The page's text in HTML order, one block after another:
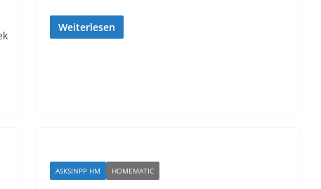
Weiterlesen
ASKSINPP HM HOMEMATIC